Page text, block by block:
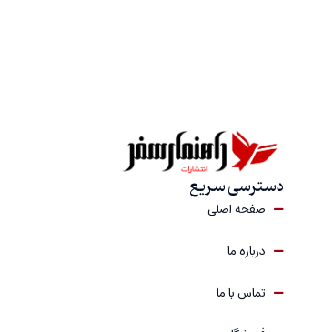
دسترسی سریع
صفحه اصلی
درباره‎ ما
تماس با ما